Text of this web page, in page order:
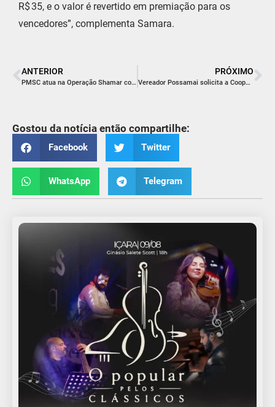
R$ 35, e o valor é revertido em premiação para os
vencedores”, complementa Samara.
ANTERIOR
PMSC atua na Operação Shamar com ações de proteção à mulher
PRÓXIMO
Vereador Possamai solicita a Cooperaliança instalação de rede de energia para iluminação pública
Gostou da notícia então compartilhe:
Facebook Twitter
WhatsApp Telegram